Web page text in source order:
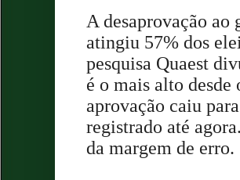
A desaprovação
atingiu 57% dos
pesquisa Quaest
é o mais alto
aprovação caiu
registrado até
da margem de erro.